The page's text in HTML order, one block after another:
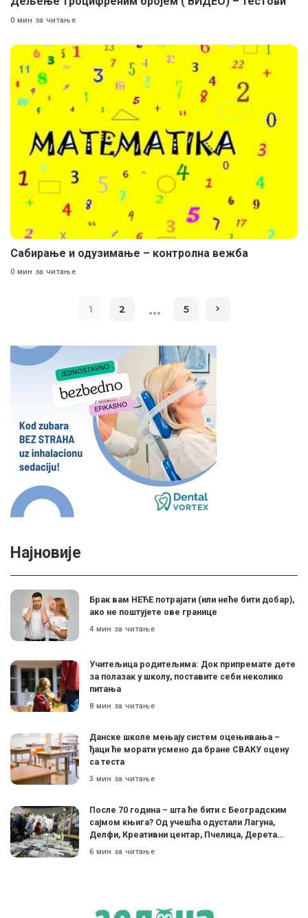
0 мин за читање
Сабирање и одузимање – контролна вежба
0 мин за читање
1 2 … 5
Најновије
Брак вам НЕЋЕ потрајати (или неће бити добар),
ако не поштујете ове границе
4 мин за читање
Учитељица родитељима: Док припремате дете
за полазак у школу, поставите себи неколико
питања
8 мин за читање
Данске школе мењају систем оцењивања –
ђаци ће морати усмено да бране СВАКУ оцену
са теста
3 мин за читање
После 70 година – шта ће бити с Београдским
сајмом књига? Од учешћа одустали Лагуна,
Делфи, Креативни центар, Пчелица, Дерета…
6 мин за читање